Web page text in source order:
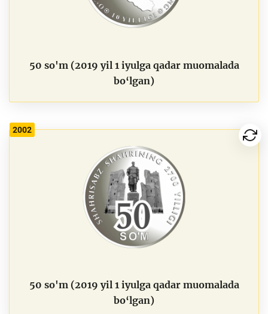
50 so'm (2019 yil 1 iyulga qadar muomalada
bo‘lgan)
50 so'm (2019 yil 1 iyulga qadar muomalada
bo‘lgan)
2002